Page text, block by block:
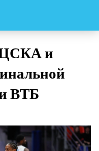
ЦСКА и
ВТБ